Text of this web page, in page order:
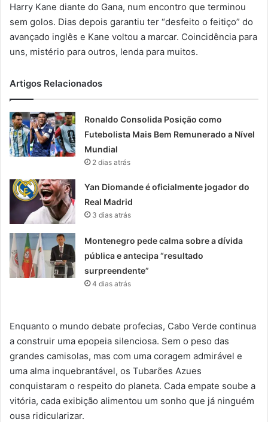
Harry Kane diante do Gana, num encontro que terminou
sem golos. Dias depois garantiu ter “desfeito o feitiço” do
avançado inglês e Kane voltou a marcar. Coincidência para
uns, mistério para outros, lenda para muitos.
Artigos Relacionados
Ronaldo Consolida Posição como
Futebolista Mais Bem Remunerado a Nível
Mundial
2 dias atrás
Yan Diomande é oficialmente jogador do
Real Madrid
3 dias atrás
Montenegro pede calma sobre a dívida
pública e antecipa “resultado
surpreendente”
4 dias atrás
Enquanto o mundo debate profecias, Cabo Verde continua
a construir uma epopeia silenciosa. Sem o peso das
grandes camisolas, mas com uma coragem admirável e
uma alma inquebrantável, os Tubarões Azues
conquistaram o respeito do planeta. Cada empate soube a
vitória, cada exibição alimentou um sonho que já ninguém
ousa ridicularizar.